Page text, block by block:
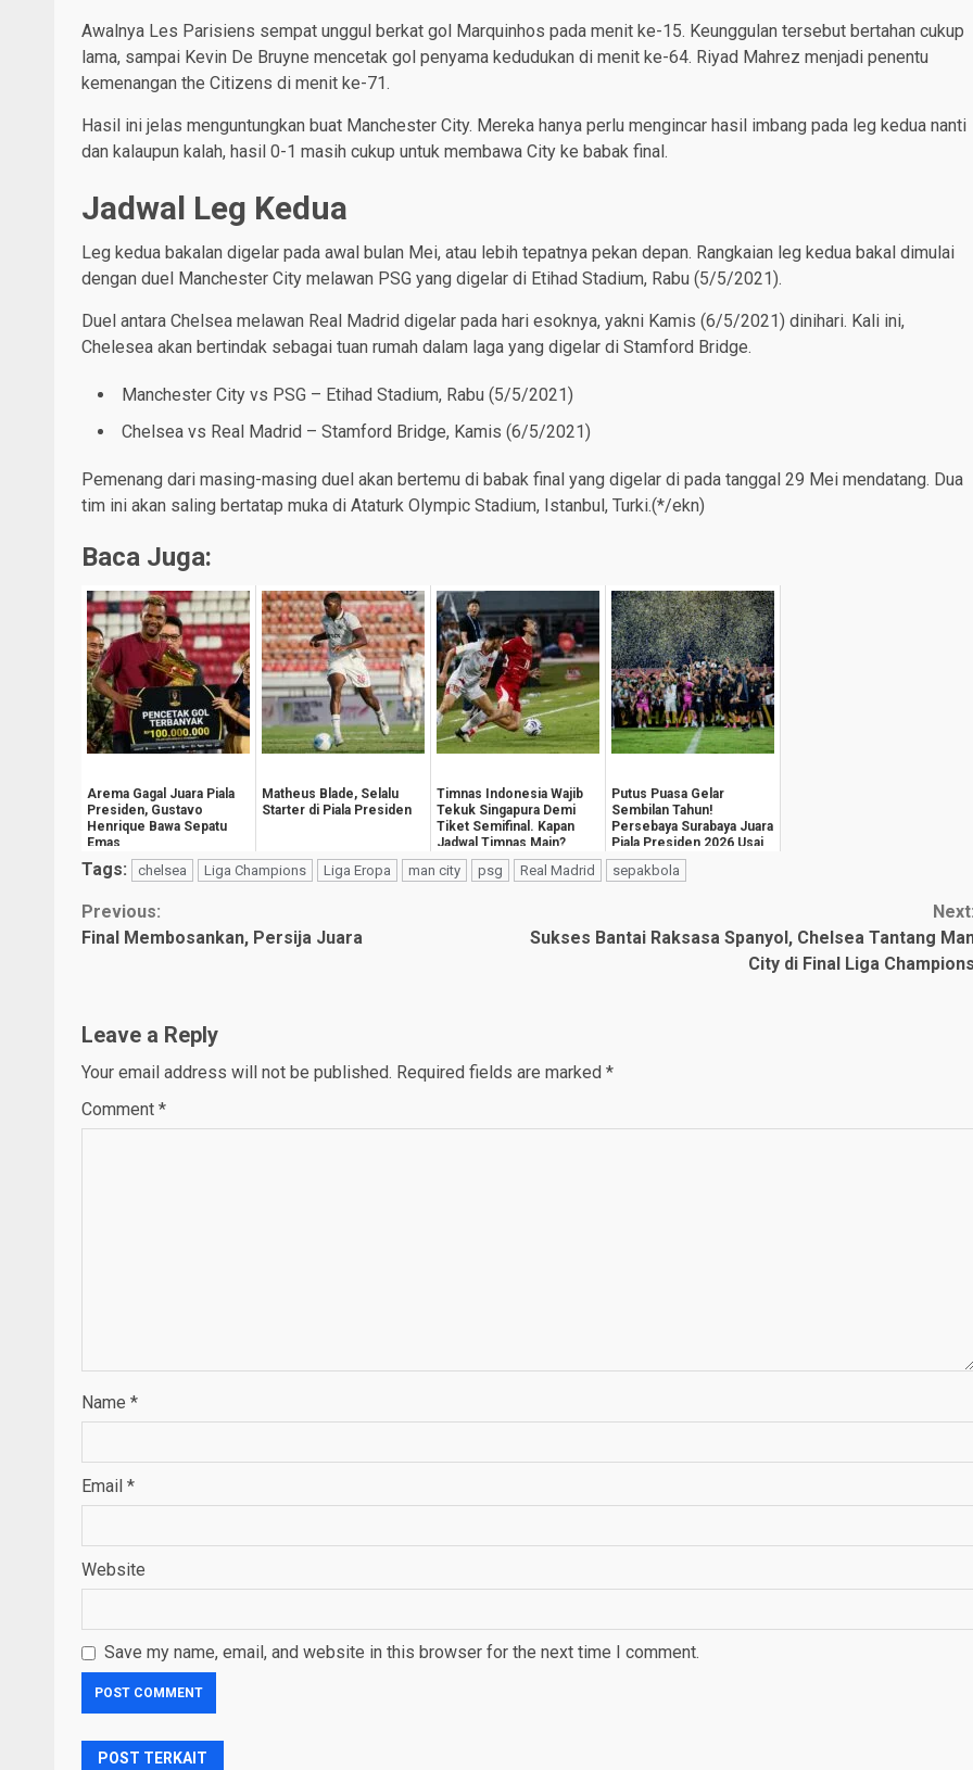
Awalnya Les Parisiens sempat unggul berkat gol Marquinhos pada menit ke-15. Keunggulan tersebut bertahan cukup
lama, sampai Kevin De Bruyne mencetak gol penyama kedudukan di menit ke-64. Riyad Mahrez menjadi penentu
kemenangan the Citizens di menit ke-71.
Hasil ini jelas menguntungkan buat Manchester City. Mereka hanya perlu mengincar hasil imbang pada leg kedua nanti
dan kalaupun kalah, hasil 0-1 masih cukup untuk membawa City ke babak final.
Jadwal Leg Kedua
Leg kedua bakalan digelar pada awal bulan Mei, atau lebih tepatnya pekan depan. Rangkaian leg kedua bakal dimulai
dengan duel Manchester City melawan PSG yang digelar di Etihad Stadium, Rabu (5/5/2021).
Duel antara Chelsea melawan Real Madrid digelar pada hari esoknya, yakni Kamis (6/5/2021) dinihari. Kali ini,
Chelesea akan bertindak sebagai tuan rumah dalam laga yang digelar di Stamford Bridge.
Manchester City vs PSG – Etihad Stadium, Rabu (5/5/2021)
Chelsea vs Real Madrid – Stamford Bridge, Kamis (6/5/2021)
Pemenang dari masing-masing duel akan bertemu di babak final yang digelar di pada tanggal 29 Mei mendatang. Dua
tim ini akan saling bertatap muka di Ataturk Olympic Stadium, Istanbul, Turki.(*/ekn)
Baca Juga:
Arema Gagal Juara Piala
Presiden, Gustavo
Henrique Bawa Sepatu
Emas
Matheus Blade, Selalu
Starter di Piala Presiden
Timnas Indonesia Wajib
Tekuk Singapura Demi
Tiket Semifinal. Kapan
Jadwal Timnas Main?
Putus Puasa Gelar
Sembilan Tahun!
Persebaya Surabaya Juara
Piala Presiden 2026 Usai
Tekuk Persib
Tags: chelsea Liga Champions Liga Eropa man city psg Real Madrid sepakbola
Continue
Previous:
Final Membosankan, Persija Juara
Sukses Bantai Raksasa Spanyol, Chelsea Tantang
City di Final Liga
Leave a Reply
Your email address will not be published. Required fields are marked *
Comment *
Name *
Email *
Website
Save my name, email, and website in this browser for the next time I comment.
POST TERKAIT